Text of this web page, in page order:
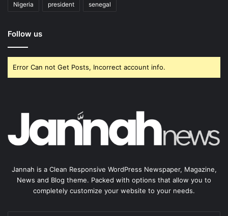
Nigeria president senegal
Follow us
Error Can not Get Posts, Incorrect account info.
Jannah is a Clean Responsive WordPress Newspaper, Magazine,
News and Blog theme. Packed with options that allow you to
completely customize your website to your needs.